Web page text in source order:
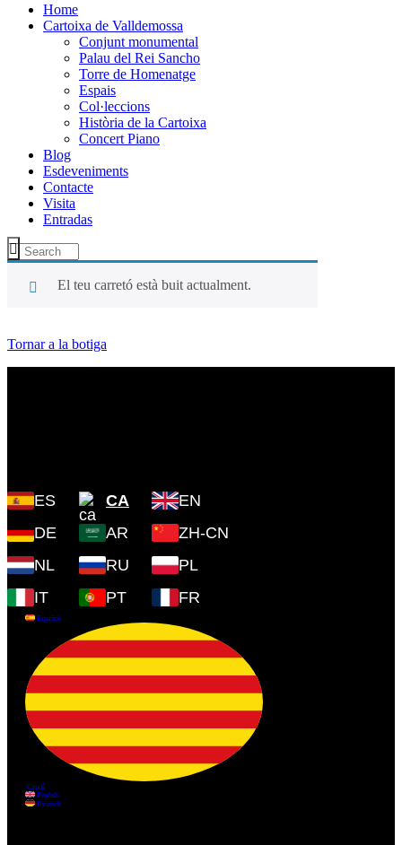
Home
Cartoixa de Valldemossa
Conjunt monumental
Palau del Rei Sancho
Torre de Homenatge
Espais
Col·leccions
Història de la Cartoixa
Concert Piano
Blog
Esdeveniments
Contacte
Visita
Entradas
El teu carretó està buit actualment.
Tornar a la botiga
ES CA
EN
DE
AR
ZH-CN
NL
RU
PL
IT
PT FR